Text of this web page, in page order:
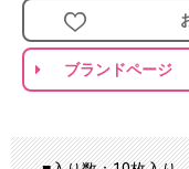
ブランドページ